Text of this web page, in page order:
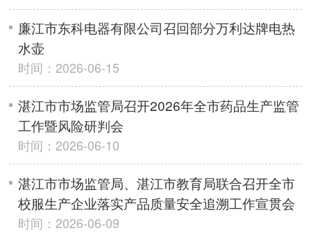
廉江市东科电器有限公司召回部分万利达牌电热
水壶
时间：2026-06-15
湛江市市场监管局召开2026年全市药品生产监管
工作暨风险研判会
时间：2026-06-10
湛江市市场监管局、湛江市教育局联合召开全市
校服生产企业落实产品质量安全追溯工作宣贯会
时间：2026-06-09